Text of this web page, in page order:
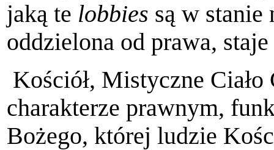
jaką te lobbies są w stanie
oddzielona od prawa,
Kościół, Mistyczne
charakterze prawnym,
Bożego, której ludzie